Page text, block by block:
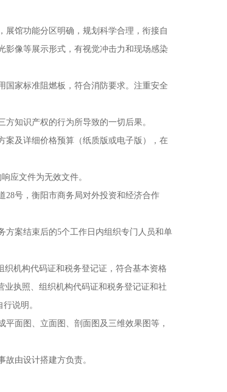
馆功能分区明确，规划科学合理，衔接自
影像等展示形式，有视觉冲击力和现场感染
家标准阻燃板，符合消防要求。注重安全
知识产权的行为所导致的一切后果。
及详细价格预算（纸质版或电子版），在
应文件为无效文件。
号，衡阳市商务局对外投资和经济合作
案结束后的5个工作日内组织专门人员和单
机构代码证和税务登记证，符合基本资格
执照、组织机构代码证和税务登记证和社
说明。
面图、立面图、剖面图及三维效果图等，
由设计搭建方负责。